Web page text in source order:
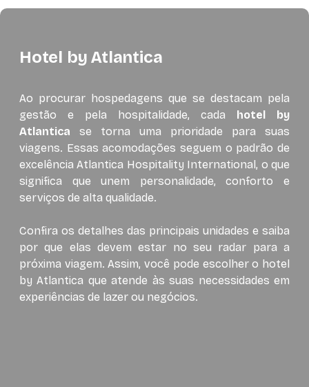
Hotel by Atlantica
Ao procurar hospedagens que se destacam pela
gestão e pela hospitalidade, cada
hotel by
Atlantica se torna uma prioridade para suas
viagens. Essas acomodações seguem o padrão de
excelência Atlantica Hospitality International, o que
significa que unem personalidade, conforto e
serviços de alta qualidade.
Confira os detalhes das principais unidades e saiba
por que elas devem estar no seu radar para a
próxima viagem. Assim, você pode escolher o hotel
by Atlantica que atende às suas necessidades em
experiências de lazer ou negócios.